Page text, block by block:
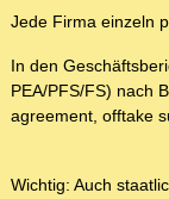
Jede Firma einzeln
In den
PEA/PFS/FS) nach
agreement, offtake
Wichtig: Auch